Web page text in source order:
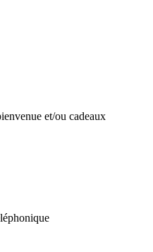
et/ou cadeaux